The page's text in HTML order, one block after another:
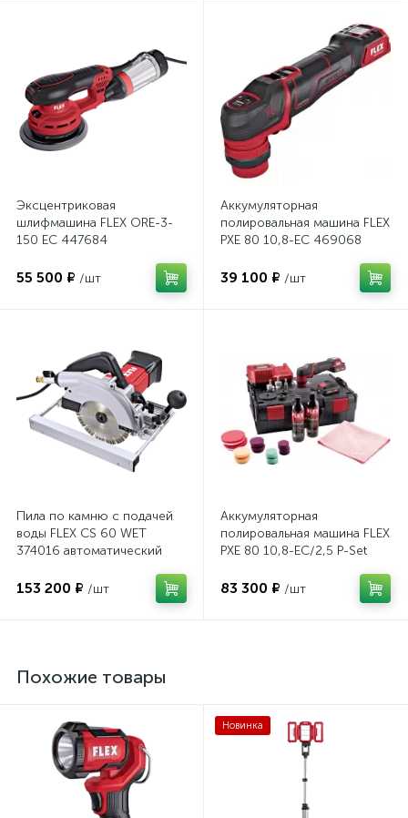
Эксцентриковая
шлифмашина FLEX ORE-3-
150 EC 447684
55 500 ₽ /шт
Аккумуляторная
полировальная машина FLEX
PXE 80 10,8-EC 469068
39 100 ₽ /шт
Пила по камню с подачей
воды FLEX CS 60 WET
374016 автоматический
153 200 ₽ /шт
Аккумуляторная
полировальная машина FLEX
PXE 80 10,8-EC/2,5 P-Set
83 300 ₽ /шт
Похожие товары
Новинка